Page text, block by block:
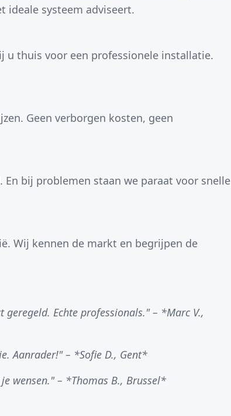
ideale systeem adviseert.
u thuis voor een professionele installatie.
Geen verborgen kosten, geen
bij problemen staan we paraat voor snelle
Wij kennen de markt en begrijpen de
Echte professionals." – *Marc V.,
Aanrader!" – *Sofie D., Gent*
wensen." – *Thomas B., Brussel*